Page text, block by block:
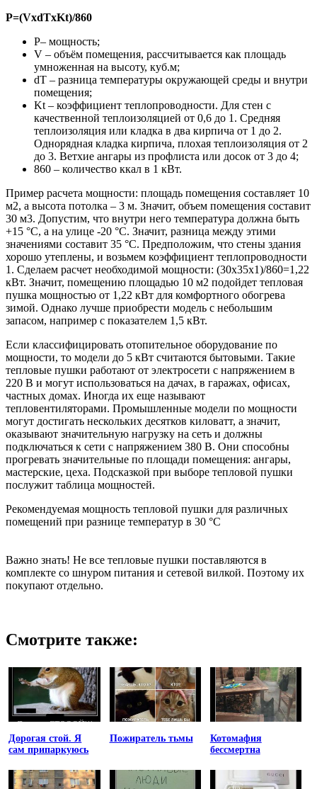
P=(VхdTхKt)/860
P– мощность;
V – объём помещения, рассчитывается как площадь
умноженная на высоту, куб.м;
dT – разница температуры окружающей среды и внутри
помещения;
Kt – коэффициент теплопроводности. Для стен с
качественной теплоизоляцией от 0,6 до 1. Средняя
теплоизоляция или кладка в два кирпича от 1 до 2.
Однорядная кладка кирпича, плохая теплоизоляция от 2
до 3. Ветхие ангары из профлиста или досок от 3 до 4;
860 – количество ккал в 1 кВт.
Пример расчета мощности: площадь помещения составляет 10
м2, а высота потолка – 3 м. Значит, объем помещения составит
30 м3. Допустим, что внутри него температура должна быть
+15 °С, а на улице -20 °С. Значит, разница между этими
значениями составит 35 °С. Предположим, что стены здания
хорошо утеплены, и возьмем коэффициент теплопроводности
1. Сделаем расчет необходимой мощности: (30х35х1)/860=1,22
кВт. Значит, помещению площадью 10 м2 подойдет тепловая
пушка мощностью от 1,22 кВт для комфортного обогрева
зимой. Однако лучше приобрести модель с небольшим
запасом, например с показателем 1,5 кВт.
Если классифицировать отопительное оборудование по
мощности, то модели до 5 кВт считаются бытовыми. Такие
тепловые пушки работают от электросети с напряжением в
220 В и могут использоваться на дачах, в гаражах, офисах,
частных домах. Иногда их еще называют
тепловентиляторами. Промышленные модели по мощности
могут достигать нескольких десятков киловатт, а значит,
оказывают значительную нагрузку на сеть и должны
подключаться к сети с напряжением 380 В. Они способны
прогревать значительные по площади помещения: ангары,
мастерские, цеха. Подсказкой при выборе тепловой пушки
послужит таблица мощностей.
Рекомендуемая мощность тепловой пушки для различных
помещений при разнице температур в 30 °С
Важно знать! Не все тепловые пушки поставляются в
комплекте со шнуром питания и сетевой вилкой. Поэтому их
покупают отдельно.
Смотрите также:
Дорогая стой. Я
сам припаркуюсь
Пожиратель тьмы
Котомафия
бессмертна